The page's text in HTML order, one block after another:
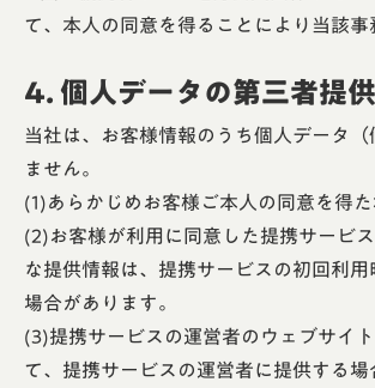
て、本人の同意を得ることにより当該
4. 個人データの第三者提供
当社は、お客様情報のうち個人データ
ません。
(1)あらかじめお客様ご本人の同意を得
(2)お客様が利用に同意した提携サービ
な提供情報は、提携サービスの初回利
場合があります。
(3)提携サービスの運営者のウェブサイ
て、提携サービスの運営者に提供する場